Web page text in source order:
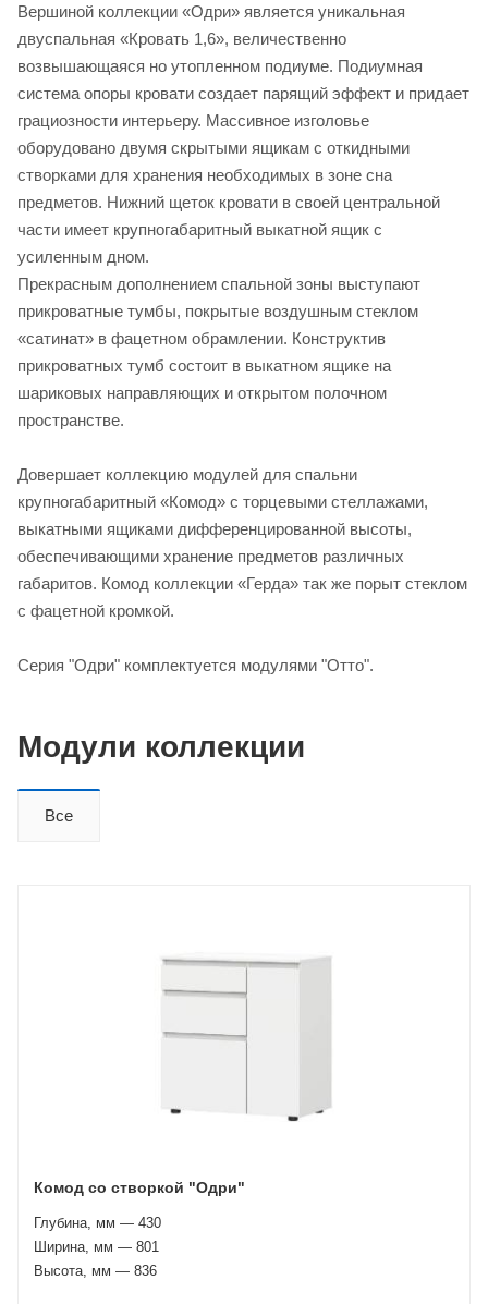
Вершиной коллекции «Одри» является уникальная
двуспальная «Кровать 1,6», величественно
возвышающаяся но утопленном подиуме. Подиумная
система опоры кровати создает парящий эффект и придает
грациозности интерьеру. Массивное изголовье
оборудовано двумя скрытыми ящикам с откидными
створками для хранения необходимых в зоне сна
предметов. Нижний щеток кровати в своей центральной
части имеет крупногабаритный выкатной ящик с
усиленным дном.
Прекрасным дополнением спальной зоны выступают
прикроватные тумбы, покрытые воздушным стеклом
«сатинат» в фацетном обрамлении. Конструктив
прикроватных тумб состоит в выкатном ящике на
шариковых направляющих и открытом полочном
пространстве.
Довершает коллекцию модулей для спальни
крупногабаритный «Комод» с торцевыми стеллажами,
выкатными ящиками дифференцированной высоты,
обеспечивающими хранение предметов различных
габаритов. Комод коллекции «Герда» так же порыт стеклом
с фацетной кромкой.
Серия "Одри" комплектуется модулями "Отто".
Модули коллекции
Все
Комод со створкой "Одри"
Глубина, мм — 430
Ширина, мм — 801
Высота, мм — 836